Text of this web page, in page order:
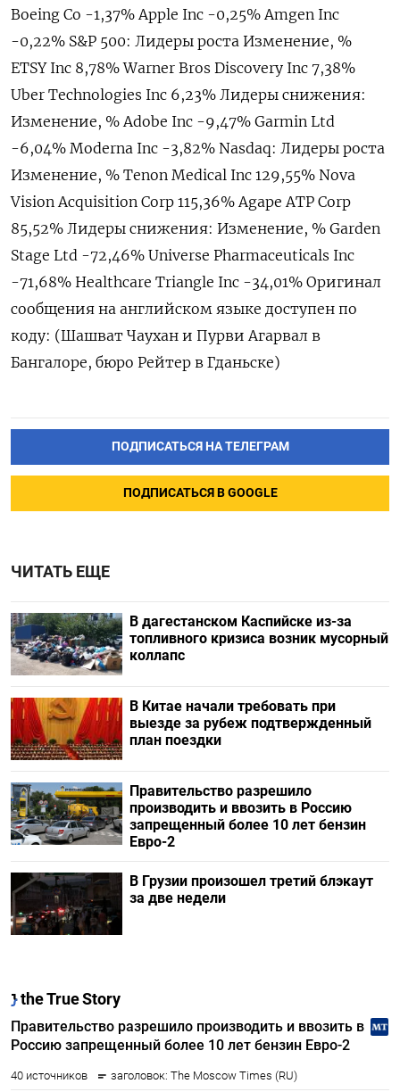
Boeing Co -1,37% Apple Inc -0,25% Amgen Inc
-0,22% S&P 500: Лидеры роста Изменение, %
ETSY Inc 8,78% Warner Bros Discovery Inc 7,38%
Uber Technologies Inc 6,23% Лидеры снижения:
Изменение, % Adobe Inc -9,47% Garmin Ltd
-6,04% Moderna Inc -3,82% Nasdaq: Лидеры роста
Изменение, % Tenon Medical Inc 129,55% Nova
Vision Acquisition Corp 115,36% Agape ATP Corp
85,52% Лидеры снижения: Изменение, % Garden
Stage Ltd -72,46% Universe Pharmaceuticals Inc
-71,68% Healthcare Triangle Inc -34,01% Оригинал
сообщения на английском языке доступен по
коду: (Шашват Чаухан и Пурви Агарвал в
Бангалоре, бюро Рейтер в Гданьске)
ПОДПИСАТЬСЯ НА ТЕЛЕГРАМ
ПОДПИСАТЬСЯ В GOOGLE
ЧИТАТЬ ЕЩЕ
В дагестанском Каспийске из-за
топливного кризиса возник мусорный
коллапс
В Китае начали требовать при
выезде за рубеж подтвержденный
план поездки
Правительство разрешило
производить и ввозить в Россию
запрещенный более 10 лет бензин
Евро-2
В Грузии произошел третий блэкаут
за две недели